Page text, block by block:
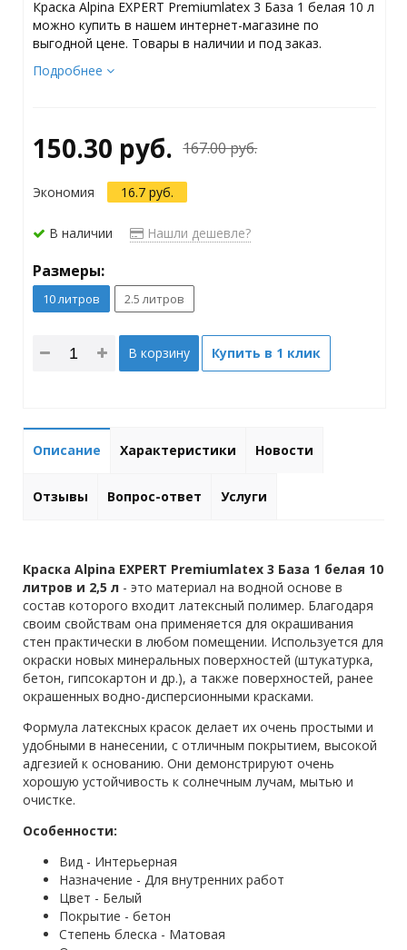
Краска Alpina EXPERT Premiumlatex 3 База 1 белая 10 л
можно купить в нашем интернет-магазине по
выгодной цене. Товары в наличии и под заказ.
Подробнее
150.30 руб. 167.00 руб.
Экономия 16.7 руб.
В наличии Нашли дешевле?
Размеры:
10 литров 2.5 литров
В корзину Купить в 1 клик
Описание Характеристики Новости
Отзывы Вопрос-ответ Услуги
Краска Alpina EXPERT Premiumlatex 3 База 1 белая 10
литров и 2,5 л - это материал на водной основе в
состав которого входит латексный полимер. Благодаря
своим свойствам она применяется для окрашивания
стен практически в любом помещении. Используется для
окраски новых минеральных поверхностей (штукатурка,
бетон, гипсокартон и др.), а также поверхностей, ранее
окрашенных водно-дисперсионными красками.
Формула латексных красок делает их очень простыми и
удобными в нанесении, с отличным покрытием, высокой
адгезией к основанию. Они демонстрируют очень
хорошую устойчивость к солнечным лучам, мытью и
очистке.
Особенности:
Вид - Интерьерная
Назначение - Для внутренних работ
Цвет - Белый
Покрытие - бетон
Степень блеска - Матовая